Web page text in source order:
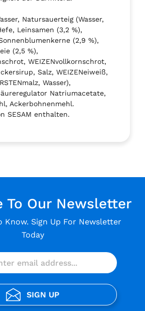
Natursauerteig (Wasser,
Leinsamen (3,2 %),
(2,9 %),
(2,5 %),
WEIZENvollkornschrot,
Salz, WEIZENeiweiß,
Wasser),
Natriumacetate,
Ackerbohnenmehl.
SESAM enthalten.
To Our Newsletter
Know. Sign Up For Newsletter
Today
SIGN UP